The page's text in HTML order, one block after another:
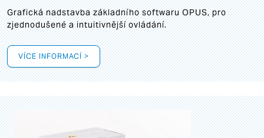
Grafickánadstavba základního softwaru OPUS, pro
zjednodušené a intuitivnější ovládání.
VÍCE INFORMACÍ >